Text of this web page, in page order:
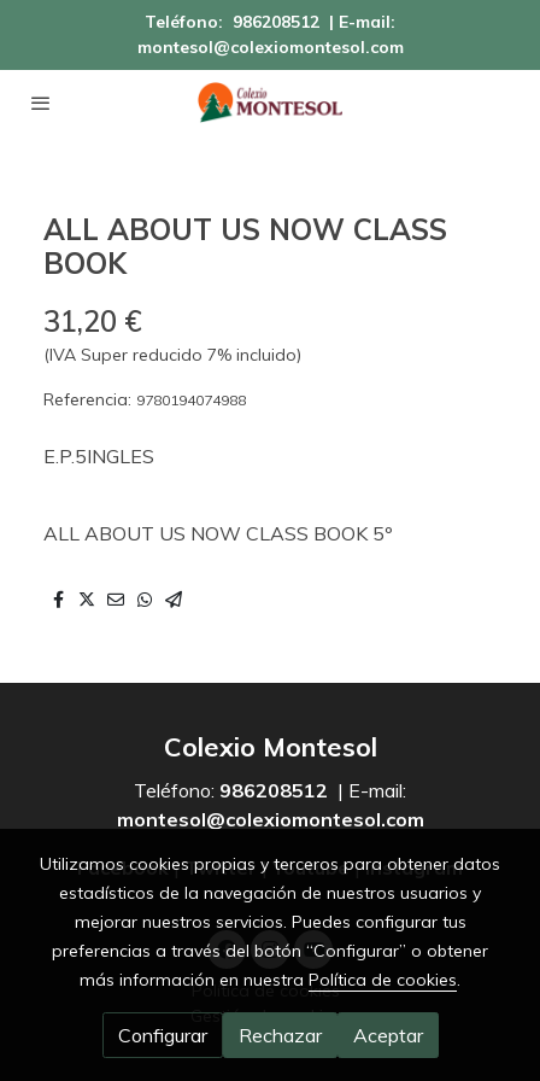
Teléfono: 986208512 | E-mail:
montesol@colexiomontesol.com
ALL ABOUT US NOW CLASS
BOOK
31,20 €
(IVA Super reducido 7% incluido)
Referencia: 9780194074988
E.P.5INGLES
ALL ABOUT US NOW CLASS BOOK 5º
Colexio Montesol
Teléfono: 986208512 | E-mail:
montesol@colexiomontesol.com
Facebook|Twitter | Youtube|Instagram
Política de cookies
Gestión de cookies
Utilizamos cookies propias y terceros para obtener datos
estadísticos de la navegación de nuestros usuarios y
mejorar nuestros servicios. Puedes configurar tus
preferencias a través del botón “Configurar” o obtener
más información en nuestra Política de cookies.
Configurar Rechazar Aceptar